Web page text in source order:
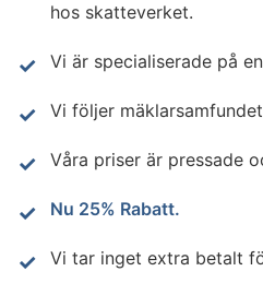
hos skatteverket.
Vi är specialiserade på
Vi följer
Våra priser är pressade
Nu 25% Rabatt.
Vi tar inget extra betalt